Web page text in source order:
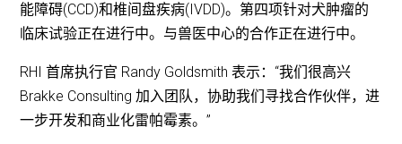
能障碍(CCD)和椎间盘疾病(IVDD)。第四项针对犬肿瘤的
临床试验正在进行中。与兽医中心的合作正在进行中。
RHI 首席执行官 Randy Goldsmith 表示：“我们很高兴
Brakke Consulting 加入团队，协助我们寻找合作伙伴，进
一步开发和商业化雷帕霉素。”